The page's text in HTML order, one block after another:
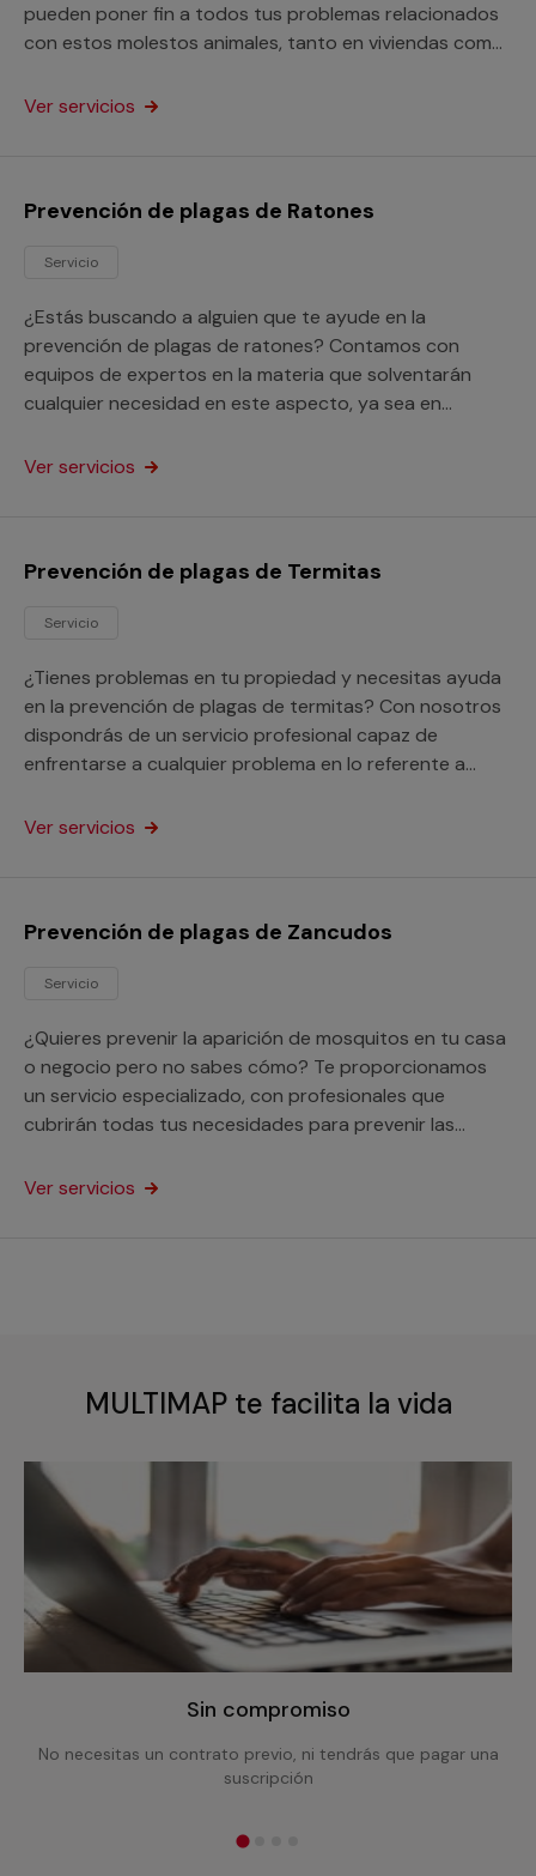
pueden poner fin a todos tus problemas relacionados
con estos molestos animales, tanto en viviendas como
Ver servicios
Prevención de plagas de Ratones
Servicio
¿Estás buscando a alguien que te ayude en la
prevención de plagas de ratones? Contamos con
equipos de expertos en la materia que solventarán
cualquier necesidad en este aspecto, ya sea en
Ver servicios
Prevención de plagas de Termitas
Servicio
¿Tienes problemas en tu propiedad y necesitas ayuda
en la prevención de plagas de termitas? Con nosotros
dispondrás de un servicio profesional capaz de
enfrentarse a cualquier problema en lo referente a
Ver servicios
Prevención de plagas de Zancudos
Servicio
¿Quieres prevenir la aparición de mosquitos en tu casa
o negocio pero no sabes cómo? Te proporcionamos
un servicio especializado, con profesionales que
cubrirán todas tus necesidades para prevenir las
Ver servicios
MULTIMAP te facilita la vida
Sin compromiso
No necesitas un contrato previo, ni tendrás que pagar una
suscripción